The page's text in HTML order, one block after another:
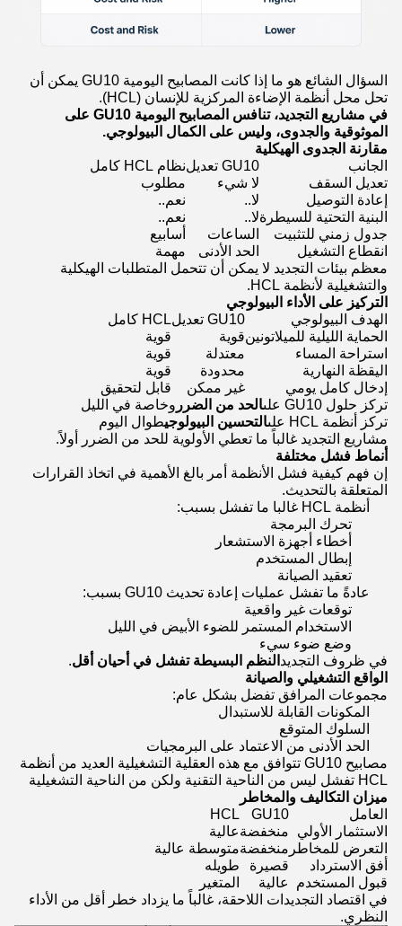
السؤال الشائع هو ما إذا كانت المصابيح اليومية GU10 يمكن أن
تحل محل أنظمة الإضاءة المركزية للإنسان (HCL).
في مشاريع التجديد، تنافس المصابيح اليومية GU10 على
الموثوقية والجدوى، وليس على الكمال البيولوجي.
مقارنة الجدوى الهيكلية
الجانب
GU10 تعديل
نظام HCL كامل
تعديل السقف
لا شيء
مطلوب
إعادة التوصيل
لا..
نعم..
البنية التحتية للسيطرةلا..
نعم..
جدول زمني للتثبيت
الساعات
أسابيع
انقطاع التشغيل
الحد الأدنى
مهمة
معظم بيئات التجديد لا يمكن أن تتحمل المتطلبات الهيكلية
والتشغيلية لأنظمة HCL.
التركيز على الأداء البيولوجي
الهدف البيولوجي
GU10 تعديل
HCL كامل
الحماية الليلية للميلاتونينقوية
قوية
استراحة المساء
معتدلة
قوية
اليقظة النهارية
محدودة
قوية
إدخال كامل يومي
غير ممكن
قابل لتحقيق
تركز حلول GU10 على
الحد من الضرر وخاصة في الليل
تركز أنظمة HCL على
التحسين البيولوجيطوال اليوم
مشاريع التجديد غالباً ما تعطي الأولوية للحد من الضرر أولاً.
أنماط فشل مختلفة
إن فهم كيفية فشل الأنظمة أمر بالغ الأهمية في اتخاذ القرارات
المتعلقة بالتحديث.
أنظمة HCL غالبا ما تفشل بسبب:
تحرك البرمجة
أخطاء أجهزة الاستشعار
إبطال المستخدم
تعقيد الصيانة
عادةً ما تفشل عمليات إعادة تحديث GU10 بسبب:
توقعات غير واقعية
الاستخدام المستمر للضوء الأبيض في الليل
وضع ضوء سيء
في ظروف التجديدالنظم البسيطة تفشل في أحيان أقل.
الواقع التشغيلي والصيانة
مجموعات المرافق تفضل بشكل عام:
المكونات القابلة للاستبدال
السلوك المتوقع
الحد الأدنى من الاعتماد على البرمجيات
مصابيح GU10 تتوافق مع هذه العقلية التشغيلية العديد من أنظمة
HCL تفشل ليس من الناحية التقنية ولكن من الناحية التشغيلية
ميزان التكاليف والمخاطر
العامل
GU10
HCL
الاستثمار الأولي
منخفضةعالية
التعرض للمخاطر منخفضةمتوسطة عالية
أفق الاسترداد
قصيرة
طويله
قبول المستخدم
عالية
المتغير
في اقتصاد التجديدات اللاحقة، غالباً ما يزداد خطر أقل من الأداء
النظري.